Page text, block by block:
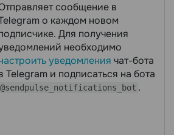
сообщение в
о каждом новом
Для получения
необходимо
уведомления чат-бота
Telegram и подписаться на бота
@sendpulse_notifications_bot .